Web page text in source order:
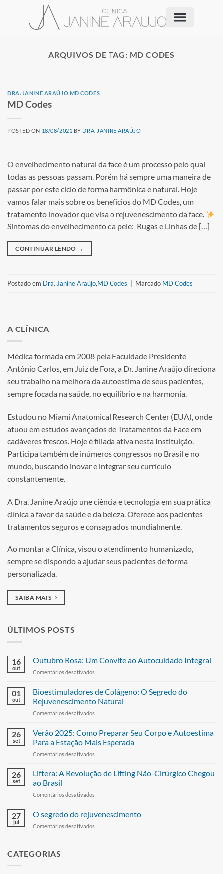
ARQUIVOS DE TAG: MD CODES
DRA. JANINE ARAÚJO MD CODES
MD Codes
POSTED ON 18/08/2021 BY DRA. JANINE ARAÚJO
O envelhecimento natural da face é um processo pelo qual
todas as pessoas passam. Porém há sempre uma maneira de
passar por este ciclo de forma harmônica e natural. Hoje
vamos falar mais sobre os benefícios do MD Codes, um
tratamento inovador que visa o rejuvenescimento da face.
Sintomas do envelhecimento da pele: Rugas e Linhas de […]
CONTINUAR LENDO →
Postado em Dra. Janine Araújo,MD Codes Marcado MD Codes
A CLÍNICA
Médica formada em 2008 pela Faculdade Presidente
Antônio Carlos, em Juiz de Fora, a Dr. Janine Araújo direciona
seu trabalho na melhora da autoestima de seus pacientes,
sempre focada na saúde, no equilíbrio e na harmonia.
Estudou no Miami Anatomical Research Center (EUA), onde
atuou em estudos avançados de Tratamentos da Face em
cadáveres frescos. Hoje é filiada ativa nesta Instituição.
Participa também de inúmeros congressos no Brasil e no
mundo, buscando inovar e integrar seu currículo
constantemente.
A Dra. Janine Araújo une ciência e tecnologia em sua prática
clínica a favor da saúde e da beleza. Oferece aos pacientes
tratamentos seguros e consagrados mundialmente.
Ao montar a Clínica, visou o atendimento humanizado,
sempre se dispondo a ajudar seus pacientes de forma
personalizada.
SAIBA MAIS
ÚLTIMOS POSTS
16
out
Outubro Rosa: Um Convite ao Autocuidado Integral
Comentários desativados
01
out
Bioestimuladores de Colágeno: O Segredo do
Rejuvenescimento Natural
Comentários desativados
26
set
Verão 2025: Como Preparar Seu Corpo e Autoestima
Para a Estação Mais Esperada
Comentários desativados
26
set
Liftera: A Revolução do Lifting Não-Cirúrgico Chegou
ao Brasil
Comentários desativados
27
jul
O segredo do rejuvenescimento
Comentários desativados
CATEGORIAS